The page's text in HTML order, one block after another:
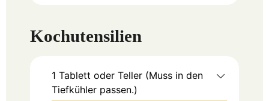
Kochutensilien
1 Tablett oder Teller (Muss in den
Tiefkühler passen.)